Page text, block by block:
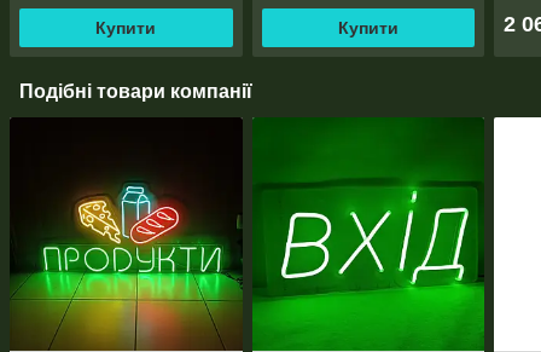
Купити Купити 2
Подібні товари компанії